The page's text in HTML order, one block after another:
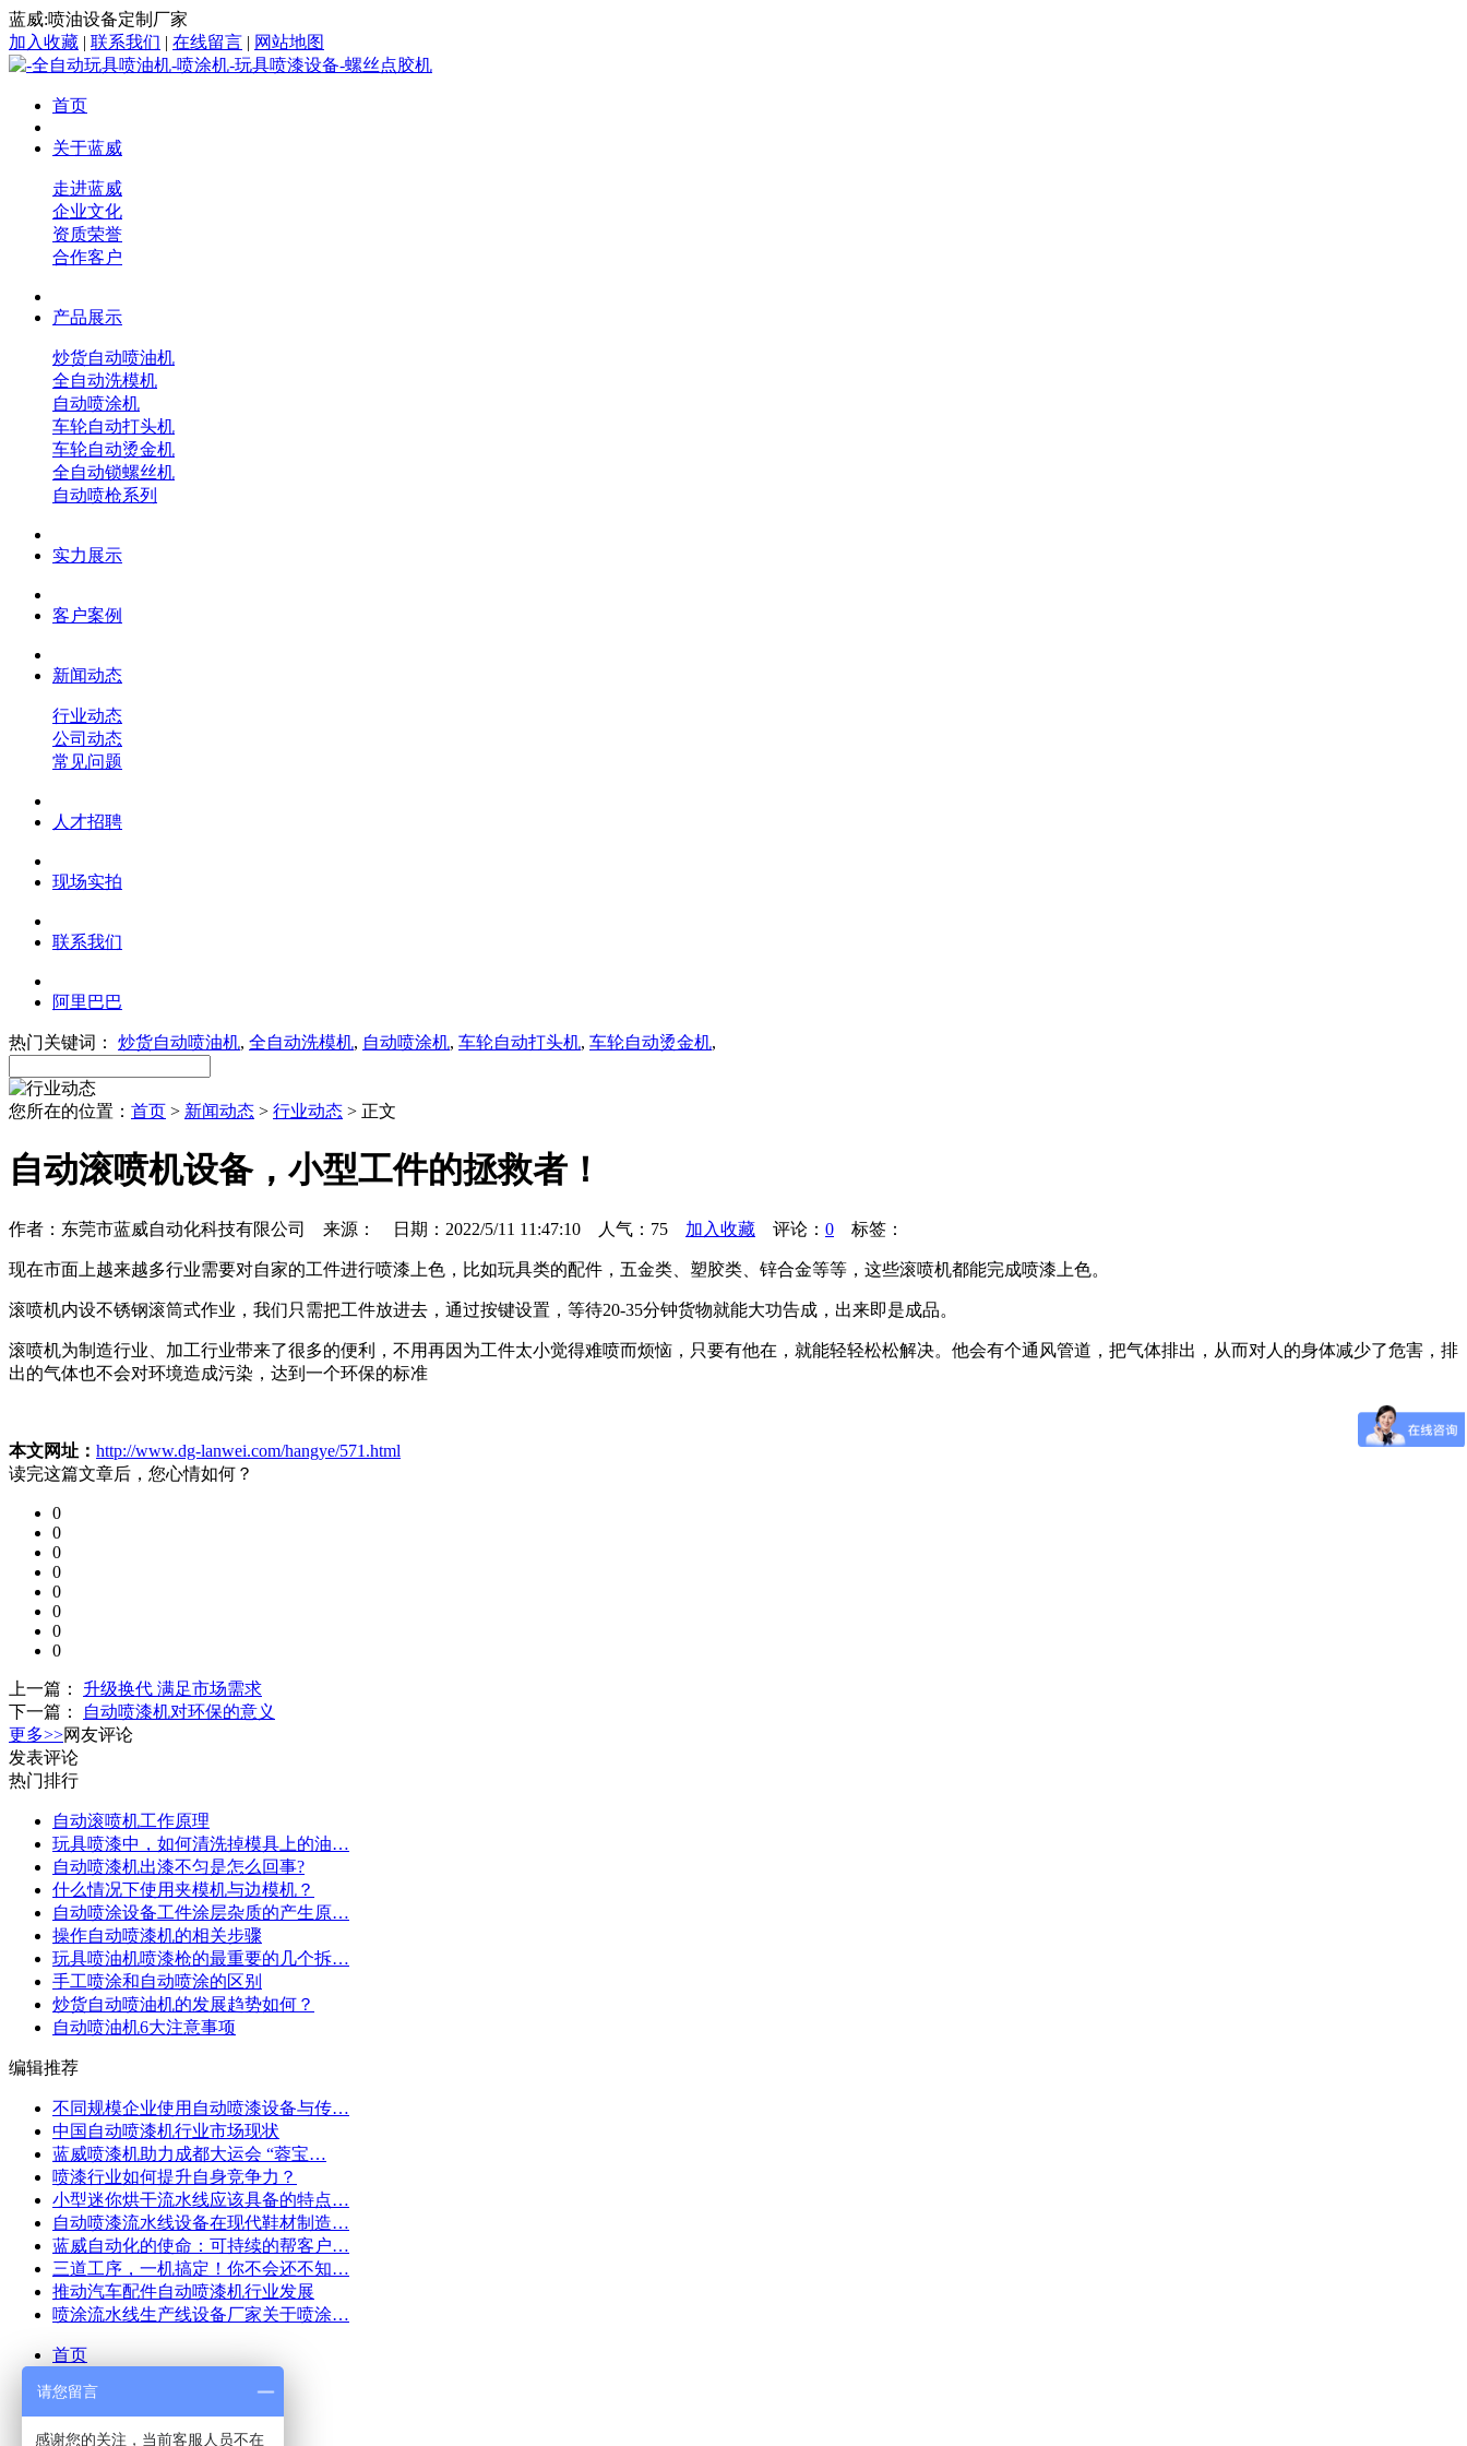
蓝威:喷油设备定制厂家
加入收藏 | 联系我们 | 在线留言 | 网站地图
首页
关于蓝威
走进蓝威
企业文化
资质荣誉
合作客户
产品展示
炒货自动喷油机
全自动洗模机
自动喷涂机
车轮自动打头机
车轮自动烫金机
全自动锁螺丝机
自动喷枪系列
实力展示
客户案例
新闻动态
行业动态
公司动态
常见问题
人才招聘
现场实拍
联系我们
阿里巴巴
热门关键词： 炒货自动喷油机, 全自动洗模机, 自动喷涂机, 车轮自动打头机, 车轮自动烫金机,
您所在的位置： 首页 > 新闻动态 > 行业动态 > 正文
自动滚喷机设备，小型工件的拯救者！
作者：东莞市蓝威自动化科技有限公司 来源： 日期：2022/5/11 11:47:10 人气： 75 加入收藏 评论： 0 标签：
现在市面上越来越多行业需要对自家的工件进行喷漆上色，比如玩具类的配件，五金类、塑胶类、锌合金等等，这些滚喷机都能完成喷漆上色。
滚喷机内设不锈钢滚筒式作业，我们只需把工件放进去，通过按键设置，等待20-35分钟货物就能大功告成，出来即是成品。
滚喷机为制造行业、加工行业带来了很多的便利，不用再因为工件太小觉得难喷而烦恼，只要有他在，就能轻轻松松解决。他会有个通风管道，把气体排出，从而对人的身体减少了危害，排
出的气体也不会对环境造成污染，达到一个环保的标准
本文网址： http://www.dg-lanwei.com/hangye/571.html
读完这篇文章后，您心情如何？
0
0
0
0
0
0
0
0
上一篇： 升级换代 满足市场需求
下一篇：
自动喷漆机对环保的意义
更多>>网友评论
发表评论
热门排行
自动滚喷机工作原理
玩具喷漆中，如何清洗掉模具上的油…
自动喷漆机出漆不匀是怎么回事?
什么情况下使用夹模机与边模机？
自动喷涂设备工件涂层杂质的产生原…
操作自动喷漆机的相关步骤
玩具喷油机喷漆枪的最重要的几个拆…
手工喷涂和自动喷涂的区别
炒货自动喷油机的发展趋势如何？
自动喷油机6大注意事项
编辑推荐
不同规模企业使用自动喷漆设备与传…
中国自动喷漆机行业市场现状
蓝威喷漆机助力成都大运会 “蓉宝…
喷漆行业如何提升自身竞争力？
小型迷你烘干流水线应该具备的特点…
自动喷漆流水线设备在现代鞋材制造…
蓝威自动化的使命：可持续的帮客户…
三道工序，一机搞定！你不会还不知…
推动汽车配件自动喷漆机行业发展
喷涂流水线生产线设备厂家关于喷涂…
首页
关于蓝威
产品展示
请您留言
感谢您的关注，当前客服人员不在